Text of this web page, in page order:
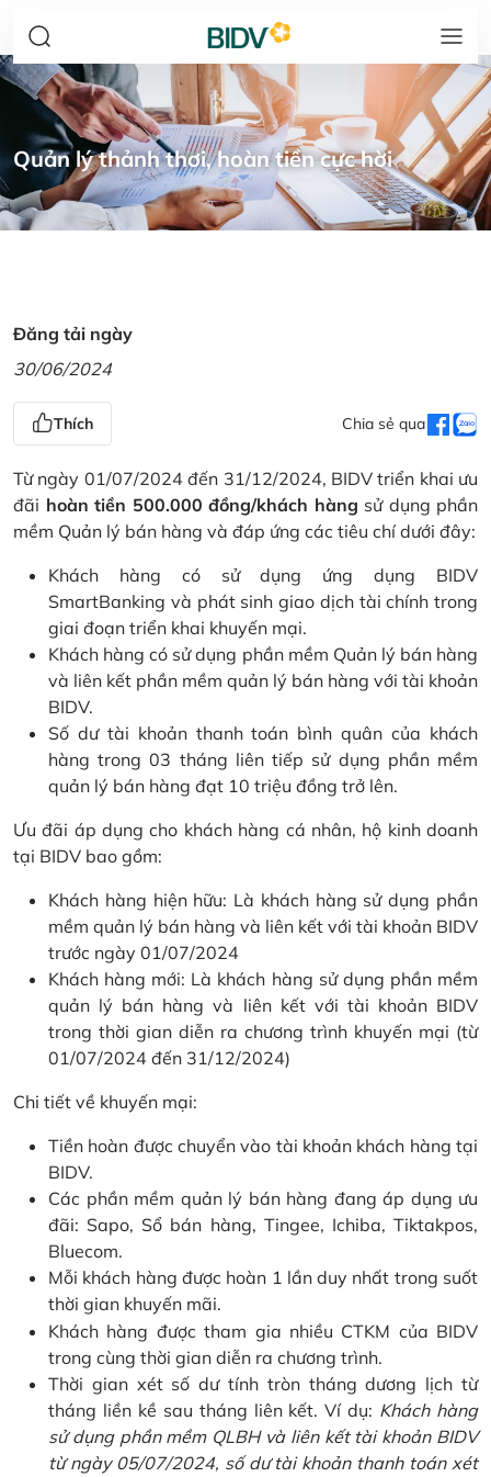
Quản lý thảnh thơi, hoàn tiền cực hời
Đăng tải ngày
30/06/2024
Thích Chia sẻ qua
Từ ngày 01/07/2024 đến 31/12/2024, BIDV triển khai ưu
đãi hoàn tiền 500.000 đồng/khách hàng sử dụng phần
mềm Quản lý bán hàng và đáp ứng các tiêu chí dưới đây:
Khách hàng có sử dụng ứng dụng BIDV
SmartBanking và phát sinh giao dịch tài chính trong
giai đoạn triển khai khuyến mại.
Khách hàng có sử dụng phần mềm Quản lý bán hàng
và liên kết phần mềm quản lý bán hàng với tài khoản
BIDV.
Số dư tài khoản thanh toán bình quân của khách
hàng trong 03 tháng liên tiếp sử dụng phần mềm
quản lý bán hàng đạt 10 triệu đồng trở lên.
Ưu đãi áp dụng cho khách hàng cá nhân, hộ kinh doanh
tại BIDV bao gồm:
Khách hàng hiện hữu: Là khách hàng sử dụng phần
mềm quản lý bán hàng và liên kết với tài khoản BIDV
trước ngày 01/07/2024
Khách hàng mới: Là khách hàng sử dụng phần mềm
quản lý bán hàng và liên kết với tài khoản BIDV
trong thời gian diễn ra chương trình khuyến mại (từ
01/07/2024 đến 31/12/2024)
Chi tiết về khuyến mại:
Tiền hoàn được chuyển vào tài khoản khách hàng tại
BIDV.
Các phần mềm quản lý bán hàng đang áp dụng ưu
đãi: Sapo, Sổ bán hàng, Tingee, Ichiba, Tiktakpos,
Bluecom.
Mỗi khách hàng được hoàn 1 lần duy nhất trong suốt
thời gian khuyến mãi.
Khách hàng được tham gia nhiều CTKM của BIDV
trong cùng thời gian diễn ra chương trình.
Thời gian xét số dư tính tròn tháng dương lịch từ
tháng liền kề sau tháng liên kết. Ví dụ: Khách hàng
sử dụng phần mềm QLBH và liên kết tài khoản BIDV
từ ngày 05/07/2024, số dư tài khoản thanh toán xét